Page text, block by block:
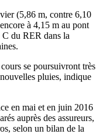
(5,86 m, contre 6,10
à 4,15 m au pont
du RER dans la
se poursuivront très
pluies, indique
en mai et en juin 2016
auprès des assureurs,
selon un bilan de la